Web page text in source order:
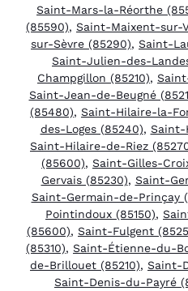
Saint-Mars-la-Réorthe
(85590), Saint-Maixent-sur-
sur-Sèvre (85290), Saint-
Saint-Julien-des-
Champgillon (85210),
Saint-Jean-de-Beugné
(85480), Saint-Hilaire-la-
des-Loges (85240), Saint-
Saint-Hilaire-de-Riez
(85600), Saint-Gilles-
Gervais (85230), Saint-
Saint-Germain-de-Prinçay
Pointindoux (85150),
(85600), Saint-Fulgent
(85310), Saint-Étienne-du-
de-Brillouet (85210), Saint-
Saint-Denis-du-Payré